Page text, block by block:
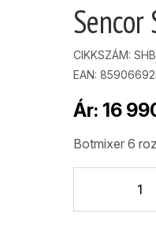
CIKKSZÁM:
EAN:
Ár: 16
Botmixer 6